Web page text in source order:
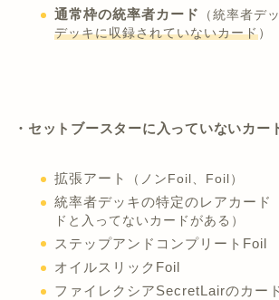
通常枠の統率者カード
（統率者デ
デッキに収録されていないカード）
・セットブースターに入っていないカー
拡張アート （ノンFoil、Foil）
統率者デッキの特定のレアカード
ドと入ってないカードがある）
ステップアンドコンプリートFoil
オイルスリックFoil
ファイレクシアSecretLairのカー